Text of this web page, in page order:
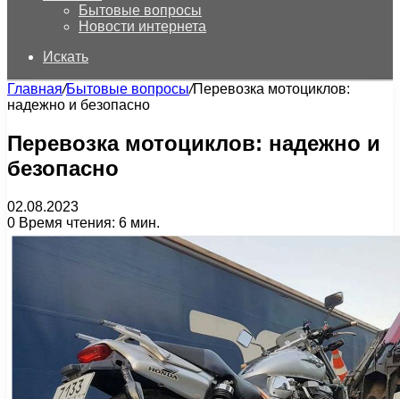
Бытовые вопросы
Новости интернета
Искать
Главная/Бытовые вопросы/Перевозка мотоциклов:
надежно и безопасно
Перевозка мотоциклов: надежно и
безопасно
02.08.2023
0 Время чтения: 6 мин.